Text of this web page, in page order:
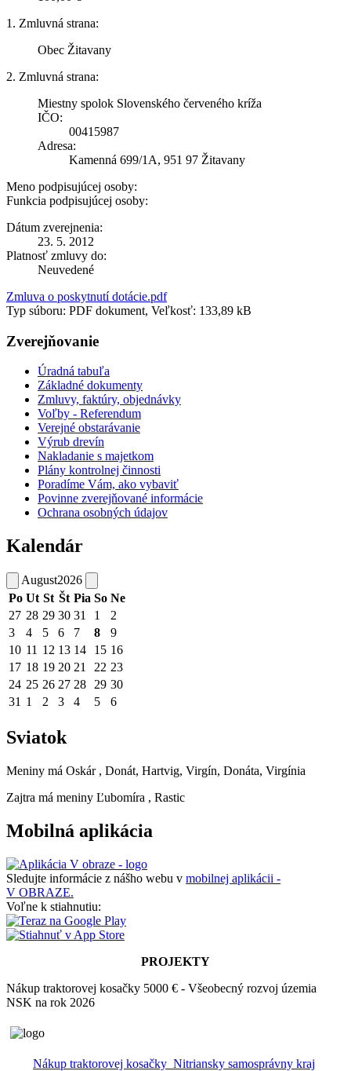
1. Zmluvná strana:
Obec Žitavany
2. Zmluvná strana:
Miestny spolok Slovenského červeného kríža
IČO:
00415987
Adresa:
Kamenná 699/1A, 951 97 Žitavany
Meno podpisujúcej osoby:
Funkcia podpisujúcej osoby:
Dátum zverejnenia:
23. 5. 2012
Platnosť zmluvy do:
Neuvedené
Zmluva o poskytnutí dotácie.pdf
Typ súboru: PDF dokument, Veľkosť: 133,89 kB
Zverejňovanie
Úradná tabuľa
Základné dokumenty
Zmluvy, faktúry, objednávky
Voľby - Referendum
Verejné obstarávanie
Výrub drevín
Nakladanie s majetkom
Plány kontrolnej činnosti
Poradíme Vám, ako vybaviť
Povinne zverejňované informácie
Ochrana osobných údajov
Kalendár
August2026
Po Ut St Št Pia So Ne
27 28 29 30 31 1
2
3
4 5 6 7 8
9
10 11 12 13 14 15 16
17 18 19 20 21 22 23
24 25 26 27 28 29 30
31 1 2 3 4 5 6
Sviatok
Meniny má Oskár , Donát, Hartvig, Virgín, Donáta, Virgínia
Zajtra má meniny Ľubomíra , Rastic
Mobilná aplikácia
Sledujte informácie z nášho webu v mobilnej aplikácii -
V OBRAZE.
Voľne k stiahnutiu:
PROJEKTY
Nákup traktorovej kosačky 5000 € - Všeobecný rozvoj územia
NSK na rok 2026
Nákup traktorovej kosačky_Nitriansky samosprávny kraj